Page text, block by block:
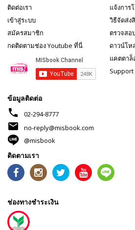
ติดต่อเรา
เข้าสู่ระบบ
สมัครสมาชิก
กดติดตามช่อง Youtube ที่นี่
แจ้งการ
วิธีจัดส่ง
ตรวจสอ
ดาวน์โห
แคตตาล็
Support
ข้อมูลติดต่อ
phone 02-294-8777
mail
no-reply@misbook.com
@misbook
ติดตามเรา
ช่องทางชำระเงิน